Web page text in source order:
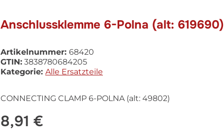
Anschlussklemme 6-Polna (alt: 619690)
Artikelnummer: 68420
GTIN: 3838780684205
Kategorie: Alle Ersatzteile
CONNECTING CLAMP 6-POLNA (alt: 49802)
8,91 €